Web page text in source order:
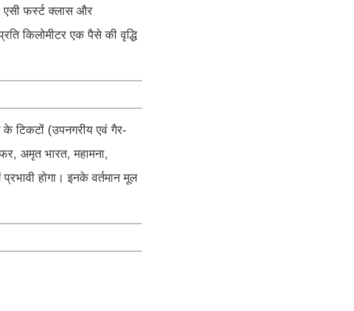
एसी फर्स्ट क्लास और
किलोमीटर एक पैसे की वृद्धि
के टिकटों (उपनगरीय एवं गैर-
अमृत भारत, महामना,
होगा। इनके वर्तमान मूल